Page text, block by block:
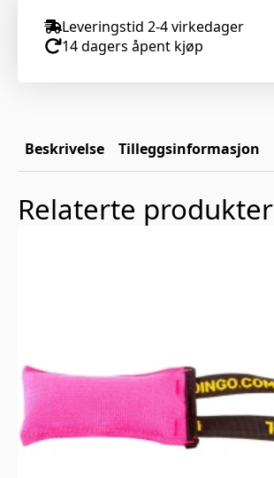
Leveringstid 2-4 virkedager
14 dagers åpent kjøp
Beskrivelse Tilleggsinformasjon
Relaterte produkter